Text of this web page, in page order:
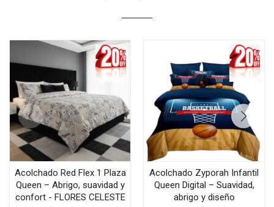
Acolchado Red Flex 1 Plaza
Queen – Abrigo, suavidad y
confort - FLORES CELESTE
Acolchado Zyporah Infantil
Queen Digital – Suavidad,
abrigo y diseño